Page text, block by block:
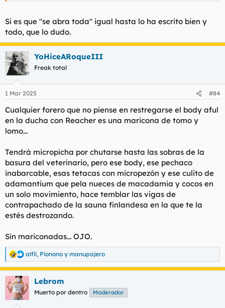
Si es que "se abra toda" igual hasta lo ha escrito bien y
todo, que lo dudo.
YoHiceARoqueIII
Freak total
1 Mar 2025 #84
Cualquier forero que no piense en restregarse el body aful
en la ducha con Reacher es una maricona de tomo y
lomo...
Tendrá micropicha por chutarse hasta las sobras de la
basura del veterinario, pero ese body, ese pechaco
inabarcable, esas tetacas con micropezón y ese culito de
adamantium que pela nueces de macadamia y cocos en
un solo movimiento, hace temblar las vigas de
contrapachado de la sauna finlandesa en la que te la
estés destrozando.
Sin mariconadas... OJO.
R
e
a
c
c
alfíl, Pionono y manupajero
Lebrom
Muerto por dentro Moderador